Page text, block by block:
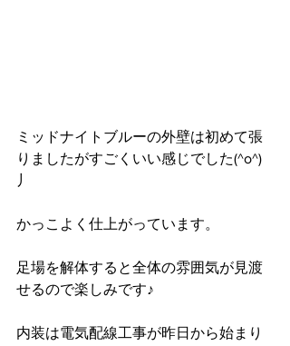
ミッドナイトブルーの外壁は初めて張
りましたがすごくいい感じでした(^o^)
丿
かっこよく仕上がっています。
足場を解体すると全体の雰囲気が見渡
せるので楽しみです♪
内装は電気配線工事が昨日から始まり